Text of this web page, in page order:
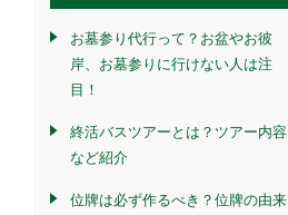
お墓参り代行って？お盆やお彼
岸、お墓参りに行けない人は注
目！
終活バスツアーとは？ツアー内容
など紹介
位牌は必ず作るべき？位牌の由来